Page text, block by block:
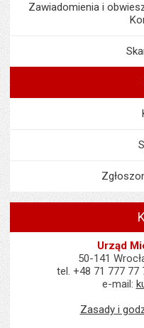
Zawiadomienia i
Urząd
50-141
tel. +48 71 777 77
e-mail:
Zasady i